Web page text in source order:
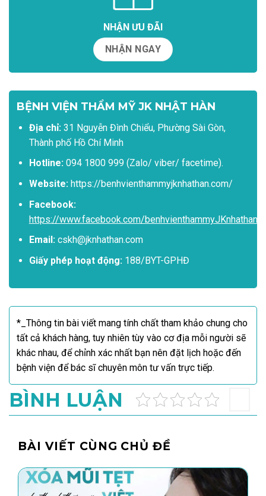
NHẬN ƯU ĐÃI
NHẬN NGAY
BỆNH VIỆN THẨM MỸ JK NHẬT HÀN
Địa chỉ:31 Nguyễn Đình Chiểu, Phường Sài Gòn,
Thành phố Hồ Chí Minh
Hotline:094 1800 999 (Zalo/ viber/ facetime).
Website:https://benhvienthammyjknhathan.com/
Facebook:
https://www.facebook.com/benhvienthammyJKnhathan
Email:cskh@jknhathan.com
Giấy phép hoạt động:188/BYT-GPHĐ
*_Thông tin bài viết mang tính chất tham khảo chung cho
tất cả khách hàng, tuy nhiên tùy vào cơ địa mỗi người sẽ
khác nhau, để chỉnh xác nhất bạn nên đặt lịch hoặc đến
bệnh viện để bác sĩ chuyên môn tư vấn trực tiếp.
BÌNH LUẬN
BÀI VIẾT CÙNG CHỦ ĐỀ